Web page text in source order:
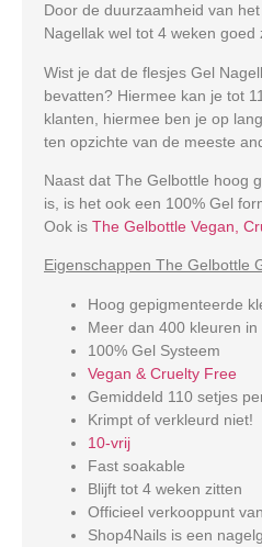
Door de duurzaamheid van
Nagellak wel tot 4 weken goed
Wist je dat de flesjes Gel
bevatten? Hiermee kan je tot
klanten, hiermee ben je op
ten opzichte van de meeste
Naast dat The Gelbottle hoog
is, is het ook een 100% Gel
Ook is The Gelbottle Vegan,
Eigenschappen The Gelbottle
Hoog gepigmenteerde
Meer dan 400 kleuren
100% Gel Systeem
Vegan & Cruelty Free
Gemiddeld 110 setjes
Krimpt of verkleurd niet!
10-vrij
Fast soakable
Blijft tot 4 weken zitten
Officieel verkooppunt
Shop4Nails is een